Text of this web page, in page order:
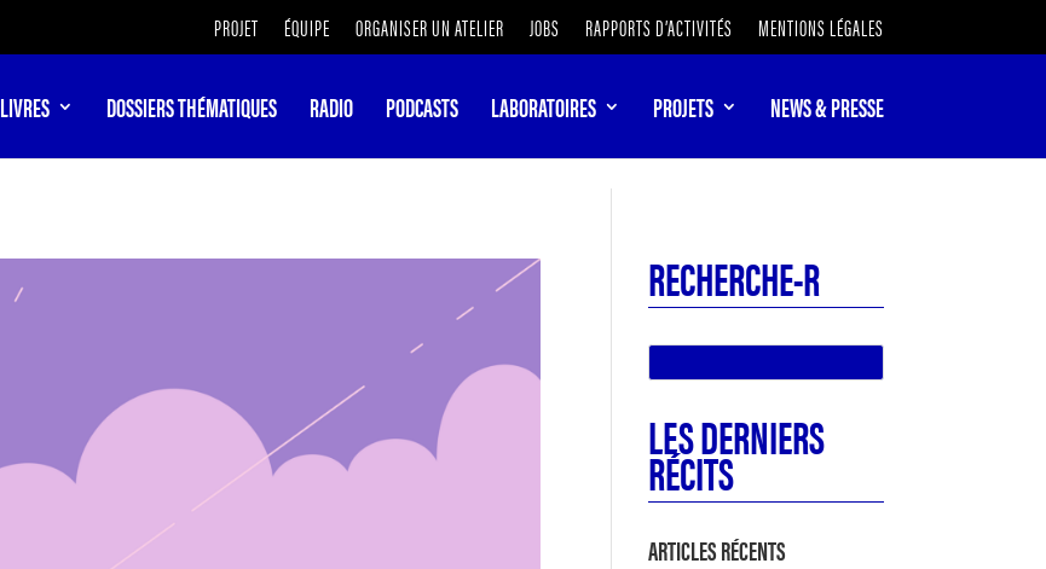
PROJET ÉQUIPE ORGANISER UN ATELIER JOBS RAPPORTS D’ACTIVITÉS MENTIONS LÉGALES
LIVRES DOSSIERS THÉMATIQUES RADIO PODCASTS LABORATOIRES PROJETS NEWS & PRESSE
RECHERCHE-R
LES DERNIERS
RÉCITS
ARTICLES RÉCENTS